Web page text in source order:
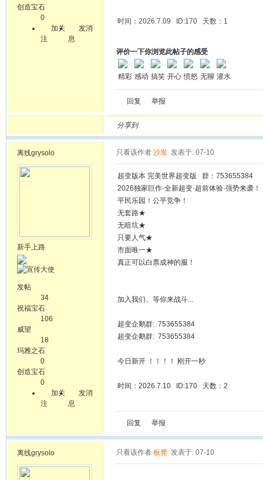
创造宝石
0
加关
注
发消
息
时间：2026.7.09 ID:170 天数：1
评价一下你浏览此帖子的感受
精彩 感动 搞笑 开心 愤怒 无聊 灌水
回复 举报
分享到
离线grysolo
新手上路
发帖
34
祝福宝石
106
威望
18
玛雅之石
0
创造宝石
0
加关
注
发消
息
只看该作者 沙发 发表于: 07-10
超变版本 完美世界超变版 群：753655384
2026独家巨作·全新超变·超前体验·强势来袭！
平民乐园！公平竞争！
无套路★
无暗坑★
只要人气★
市面唯一★
真正可以白票成神的服！
加入我们、等你来战斗...
超变企鹅群: 753655384
超变企鹅群: 753655384
今日新开 ！！！！ 刚开一秒
时间：2026.7.10 ID:170 天数：2
回复 举报
离线grysolo 只看该作者 板凳 发表于: 07-10